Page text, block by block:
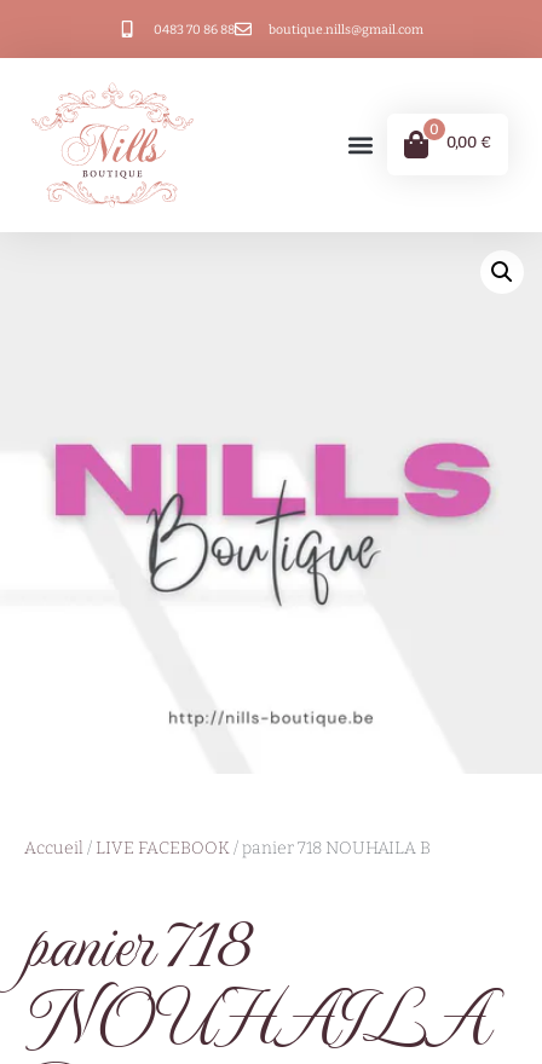
0483 70 86 88 boutique.nills@gmail.com
0
0,00 €
Accueil/ LIVE FACEBOOK/ panier 718 NOUHAILA B
panier 718
NOUHAILA